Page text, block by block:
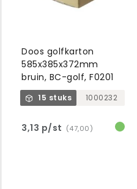
Doos golfkarton
585x385x372mm
bruin, BC-golf, F0201
15 stuks 1000232
3,13 p/st (47,00)